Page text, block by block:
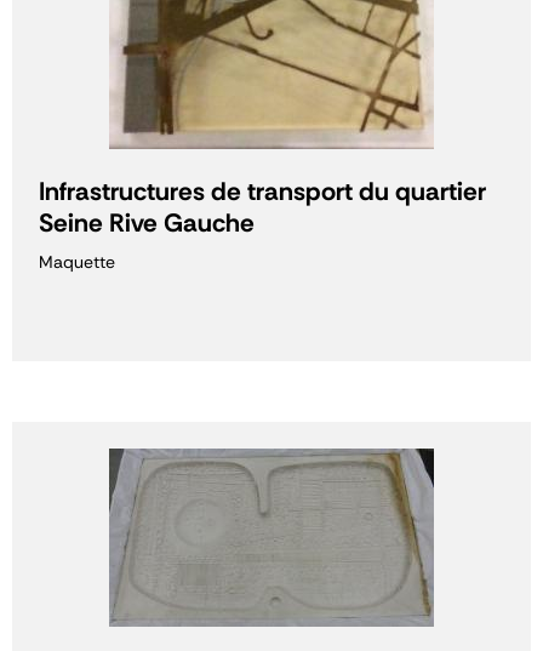
Infrastructures de transport du quartier
Seine Rive Gauche
Maquette